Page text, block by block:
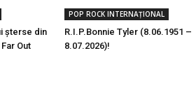
șterse din
Out
POP ROCK INTERNAȚIONAL
R.I.P.Bonnie Tyler (8.06.1951 –
8.07.2026)!